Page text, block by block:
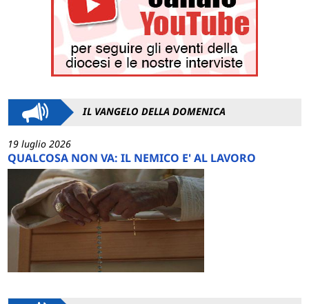
IL VANGELO DELLA DOMENICA
19 luglio 2026
QUALCOSA NON VA: IL NEMICO E' AL LAVORO